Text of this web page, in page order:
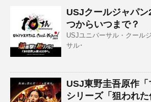
USJクールジャパ
つからいつまで？
USJユニバーサル・クール
サル･
USJ東野圭吾原作「
シリーズ「狙われ